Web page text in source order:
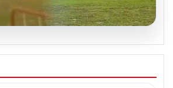
oldu! Maç sırasında
O futbolcu hayatını